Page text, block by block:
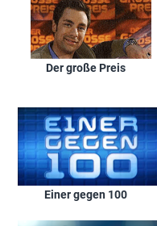
Der große Preis
Einer gegen 100